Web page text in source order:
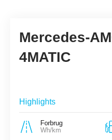
Mercedes-
4MATIC
Highlights
Forbrug
Wh/km